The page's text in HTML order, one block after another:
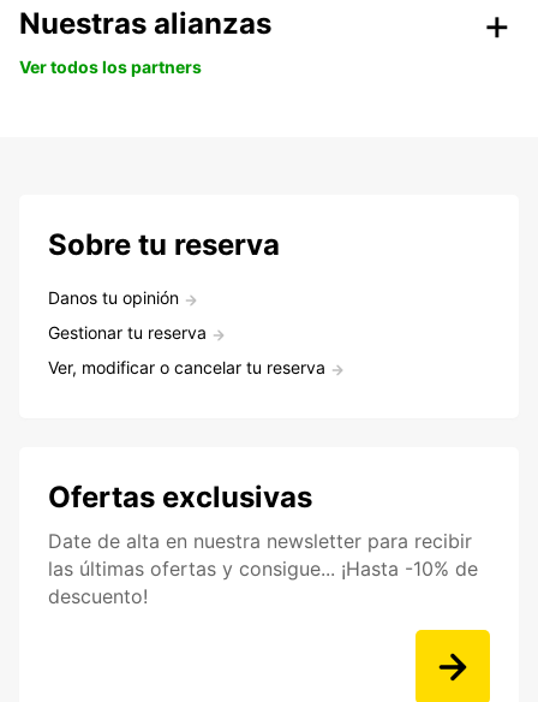
Nuestras alianzas
Ver todos los partners
Sobre tu reserva
Danos tu opinión
Gestionar tu reserva
Ver, modificar o cancelar tu reserva
Ofertas exclusivas
Date de alta en nuestra newsletter para recibir
las últimas ofertas y consigue... ¡Hasta -10% de
descuento!